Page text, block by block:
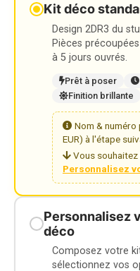
Kit déco
Design 2DR3 du
Pièces
à 5 jours ouvrés.
Prêt à poser
Finition brillante
Nom &
EUR) à l'étape
Vous
Personnalisez
Personnalisez
déco
Composez votre
sélectionnez vos